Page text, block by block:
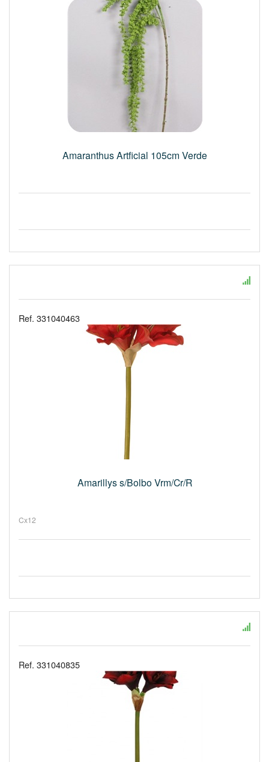
Amaranthus Artficial 105cm Verde
Ref. 331040463
Amarillys s/Bolbo Vrm/Cr/R
Cx12
Ref. 331040835